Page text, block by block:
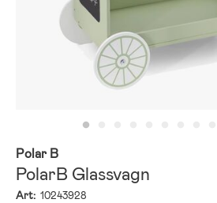
Polar B
PolarB Glassvagn
Art: 10243928